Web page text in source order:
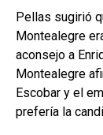
Pellas sugirió
Montealegre
aconsejo a
Montealegre
Escobar y el
prefería la